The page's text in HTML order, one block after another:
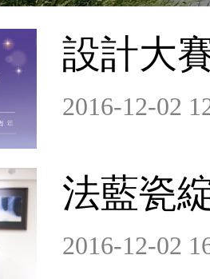
設計大
2016-12-02
法藍瓷
2016-12-02